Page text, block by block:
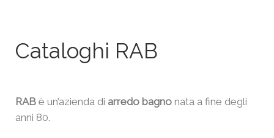
Cataloghi RAB
RAB è un’azienda di arredo bagno nata a fine degli
anni 80.